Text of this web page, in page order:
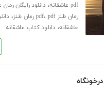
pdf عاشقانه ،دانلود رایگان رمان
رمان طنز pdf
، pdf رمان طنز ،
عاشقانه،دانلود کتاب عاشقانه